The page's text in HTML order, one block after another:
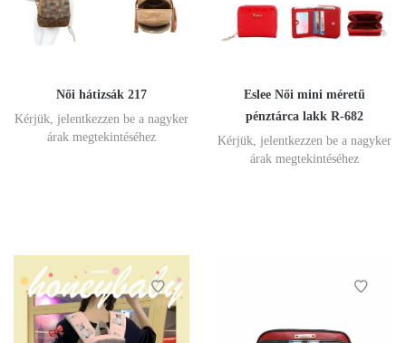
Női hátizsák 217
Kérjük, jelentkezzen be a nagyker
árak megtekintéséhez
Eslee Női mini méretű
pénztárca lakk R-682
Kérjük, jelentkezzen be a nagyker
árak megtekintéséhez